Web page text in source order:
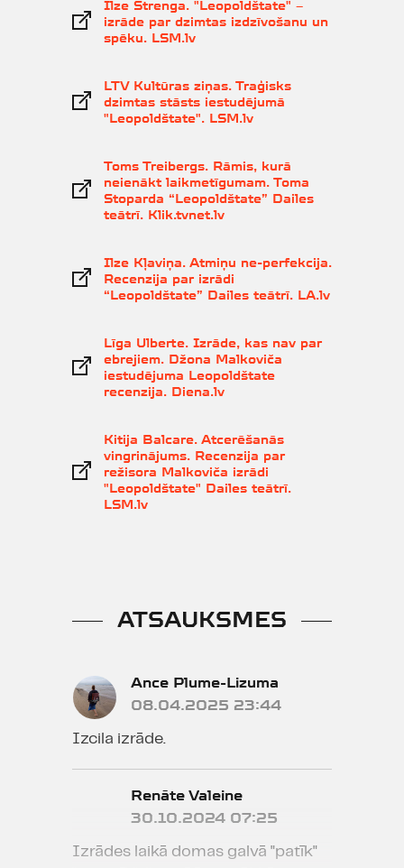
Ilze Strenga. "Leopoldštate" –
izrāde par dzimtas izdzīvošanu un
spēku. LSM.lv
LTV Kultūras ziņas. Traģisks
dzimtas stāsts iestudējumā
"Leopoldštate". LSM.lv
Toms Treibergs. Rāmis, kurā
neienākt laikmetīgumam. Toma
Stoparda “Leopoldštate” Dailes
teātrī. Klik.tvnet.lv
Ilze Kļaviņa. Atmiņu ne-perfekcija.
Recenzija par izrādi
“Leopoldštate” Dailes teātrī. LA.lv
Līga Ulberte. Izrāde, kas nav par
ebrejiem. Džona Malkoviča
iestudējuma Leopoldštate
recenzija. Diena.lv
Kitija Balcare. Atcerēšanās
vingrinājums. Recenzija par
režisora Malkoviča izrādi
"Leopoldštate" Dailes teātrī.
LSM.lv
ATSAUKSMES
Ance Plume-Lizuma
08.04.2025 23:44
Izcila izrāde.
Renāte Valeine
30.10.2024 07:25
Izrādes laikā domas galvā "patīk"